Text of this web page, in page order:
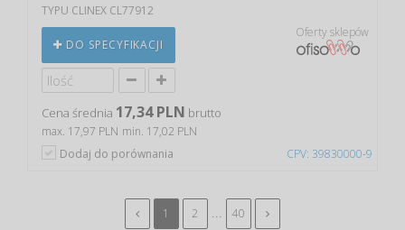
CPV: 39830000-9
TYPU CLINEX CL77912
DO SPECYFIKACJI
Oferty sklepów
Cena średnia 17,34 PLN brutto
max. 17,97 PLN min. 17,02 PLN
Dodaj do porównania
1 2 ... 40